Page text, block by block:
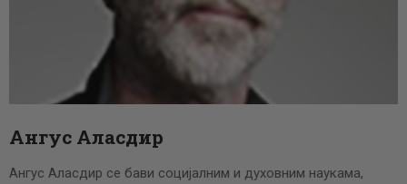
Ангус Аласдир
Ангус Аласдир се бави социјалним и духовним наукама,